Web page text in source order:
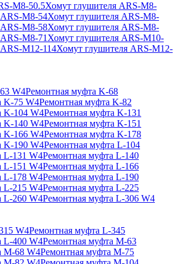
M8-50.5Хомут глушителя ARS-M8-
M8-54Хомут глушителя ARS-M8-
M8-58Хомут глушителя ARS-M8-
M8-71 Хомут глушителя ARS-M10-
M12-114Хомут глушителя ARS-M12-
W4Ремонтная муфта K-68
K-75 W4Ремонтная муфта K-82
K-104 W4Ремонтная муфта K-131
K-140 W4Ремонтная муфта K-151
K-166 W4Ремонтная муфта K-178
K-190 W4Ремонтная муфта L-104
L-131 W4Ремонтная муфта L-140
L-151 W4Ремонтная муфта L-166
L-178 W4Ремонтная муфта L-190
L-215 W4Ремонтная муфта L-225
L-260 W4Ремонтная муфта L-306 W4
W4Ремонтная муфта L-345
L-400 W4Ремонтная муфта M-63
M-68 W4Ремонтная муфта M-75